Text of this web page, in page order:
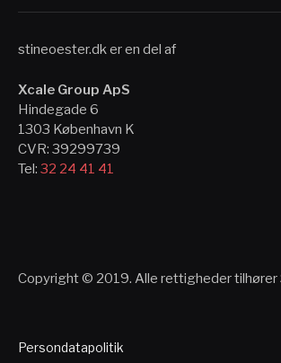
stineoester.dk er en del af
Xcale Group ApS
Hindegade 6
1303 København K
CVR: 39299739
Tel: 32 24 41 41
Copyright © 2019. Alle rettigheder
Persondatapolitik